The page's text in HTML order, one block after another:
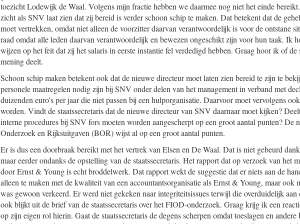
toezicht Lodewijk de Waal. Volgens mijn fractie hebben we daarmee nog niet het einde
zicht als SNV laat zien dat zij bereid is verder schoon schip te maken. Dat betekent dat de
moet vertrekken, omdat niet alleen de voorzitter daarvan verantwoordelijk is voor de ontstane
raad omdat alle leden daarvan verantwoordelijk en bewezen ongeschikt zijn voor hun taak. Ik
wijzen op het feit dat zij het salaris in eerste instantie fel verdedigd hebben. Graag hoor ik of de
mening deelt.
Schoon schip maken betekent ook dat de nieuwe directeur moet laten zien bereid te zijn te
personele maatregelen nodig zijn bij SNV onder delen van het management in verband met
duizenden euro's per jaar die niet passen bij een hulporganisatie. Daarvoor moet vervolgens
worden. Vindt de staatssecretaris dat de nieuwe directeur van SNV daarnaar moet kijken?
interne procedures bij SNV fors moeten worden aangescherpt op een groot aantal punten? De
Onderzoek en Rijksuitgaven (BOR) wijst al op een groot aantal punten.
Er is dus een doorbraak bereikt met het vertrek van Elsen en De Waal. Dat is niet gebeurd
maar eerder ondanks de opstelling van de staatssecretaris. Het rapport dat op verzoek van het
door Ernst & Young is echt broddelwerk. Dat rapport wekt de suggestie dat er niets aan de
alleen te maken met de kwaliteit van een accountantsorganisatie als Ernst & Young, maar ook
was gewoon verkeerd. Er werd niet gekeken naar integriteitsissues terwijl die overduidelijk aan
ook blijkt uit de brief van de staatssecretaris over het FIOD-onderzoek. Graag krijg ik een
op zijn eigen rol hierin. Gaat de staatssecretaris de degens scherpen omdat toeslagen en